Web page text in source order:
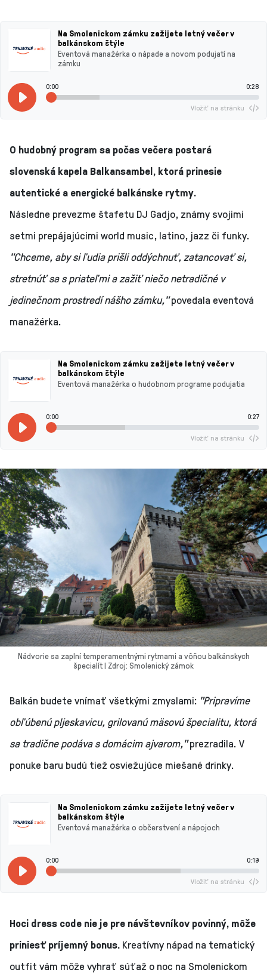
Na Smolenickom zámku zažijete letný večer v
balkánskom štýle
Eventová manažérka o nápade a novom podujatí na
zámku
0:00 0:28
Vložiť na stránku
O hudobný program sa počas večera postará
slovenská kapela Balkansambel, ktorá prinesie
autentické a energické balkánske rytmy.
Následne prevezme štafetu DJ Gadjo, známy svojimi
setmi prepájajúcimi world music, latino, jazz či funky.
"Chceme, aby si ľudia prišli oddýchnuť, zatancovať si,
stretnúť sa s priateľmi a zažiť niečo netradičné v
jedinečnom prostredí nášho zámku,"povedala eventová
manažérka.
Na Smolenickom zámku zažijete letný večer v
balkánskom štýle
Eventová manažérka o hudobnom programe podujatia
0:00 0:27
Vložiť na stránku
Nádvorie sa zaplní temperamentnými rytmami a vôňou balkánskych
špecialít | Zdroj: Smolenický zámok
Balkán budete vnímať všetkými zmyslami: "Pripravíme
obľúbenú pljeskavicu, grilovanú mäsovú špecialitu, ktorá
sa tradične podáva s domácim ajvarom,"prezradila. V
ponuke baru budú tiež osviežujúce miešané drinky.
Na Smolenickom zámku zažijete letný večer v
balkánskom štýle
Eventová manažérka o občerstvení a nápojoch
0:00 0:19
Vložiť na stránku
Hoci dress code nie je pre návštevníkov povinný, môže
priniesť príjemný bonus. Kreatívny nápad na tematický
outfit vám môže vyhrať súťaž o noc na Smolenickom